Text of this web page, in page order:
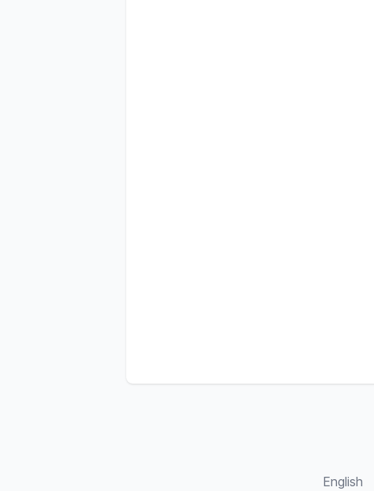
English